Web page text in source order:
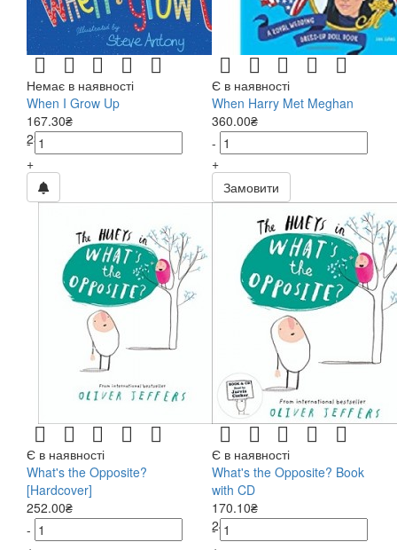
Немає в наявності
When I Grow Up
167.30₴
239.00₴
-
+
Є в наявності
When Harry Met Meghan
360.00₴
-
+
Замовити
Є в наявності
What's the Opposite?
[Hardcover]
252.00₴
-
Є в наявності
What's the Opposite? Book
with CD
170.10₴
243.00₴
-